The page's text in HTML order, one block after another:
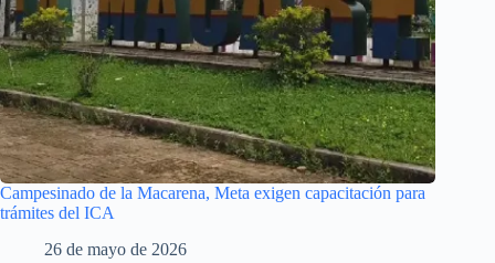
Campesinado de la Macarena, Meta exigen capacitación para
trámites del ICA
26 de mayo de 2026